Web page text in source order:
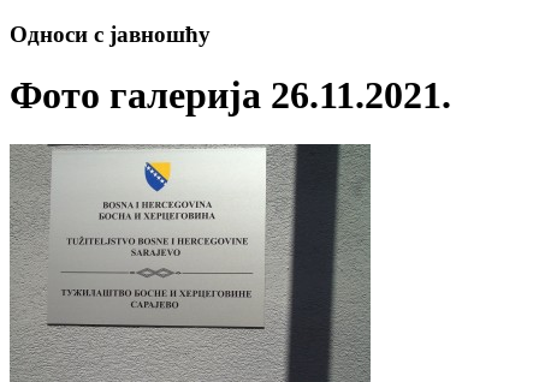
Односи с јавношћу
Фото галерија 26.11.2021.